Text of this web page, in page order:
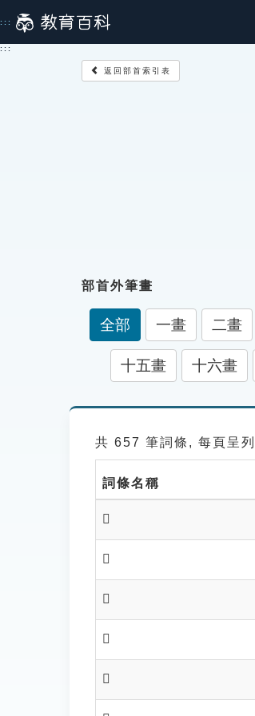
到
主
:::
:::
返回部首索引表
部首外筆畫
全部 一畫 二畫
十五畫 十六畫
共 657 筆詞條, 每頁呈列
詞條名稱
𨆚
𨆛
𨆜
𨆦
𨆧